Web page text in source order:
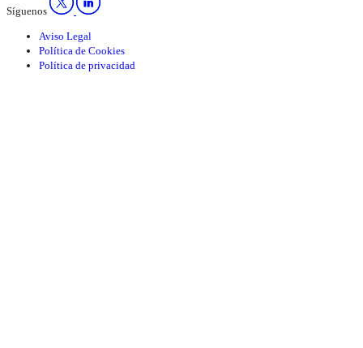
Síguenos
Aviso Legal
Política de Cookies
Política de privacidad